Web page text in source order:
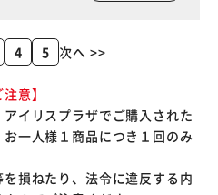
4 5 次へ >>
意】
イリスプラザでご購入された
一人様１商品につき１回のみ
損ねたり、法令に違反する内